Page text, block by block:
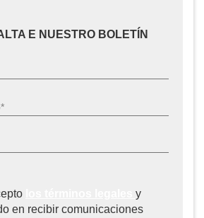
E NUESTRO BOLETÍN
y
en recibir comunicaciones